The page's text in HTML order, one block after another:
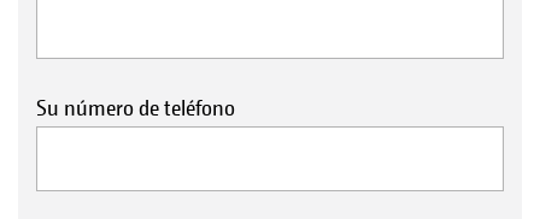
Su número de teléfono